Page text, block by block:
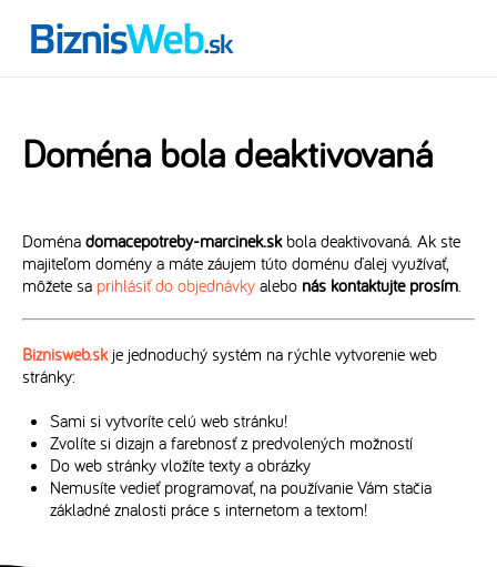
Doména bola deaktivovaná
Doména domacepotreby-marcinek.skbola deaktivovaná. Ak ste
majiteľom domény a máte záujem túto doménu ďalej využívať,
môžete sa prihlásiť do objednávky alebo nás kontaktujte prosím.
Biznisweb.skje jednoduchý systém na rýchle vytvorenie web
stránky:
Sami si vytvoríte celú web stránku!
Zvolíte si dizajn a farebnosť z predvolených možností
Do web stránky vložíte texty a obrázky
Nemusíte vedieť programovať, na používanie Vám stačia
základné znalosti práce s internetom a textom!